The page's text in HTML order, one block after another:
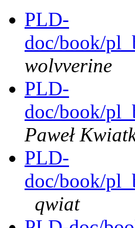
PLD-
doc/book/
wolvverine
PLD-
doc/book/
Paweł
PLD-
doc/book/
qwiat